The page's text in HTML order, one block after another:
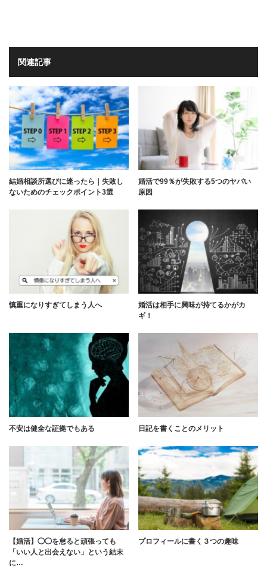
関連記事
結婚相談所選びに迷ったら｜失敗し
ないためのチェックポイント3選
婚活で99％が失敗する5つのヤバい
原因
慎重になりすぎてしまう人へ
婚活は相手に興味が持てるかがカ
ギ！
不安は健全な証拠でもある 日記を書くことのメリット
【婚活】◯◯を怠ると頑張っても
「いい人と出会えない」という結末
に…
プロフィールに書く３つの趣味